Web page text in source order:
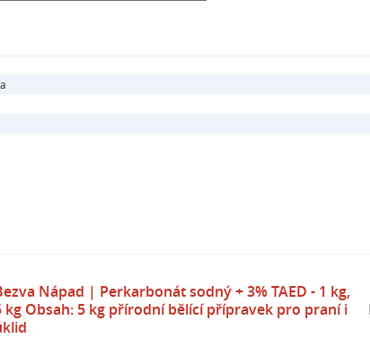
Nápad | Perkarbonát sodný + 3% TAED - 1 kg,
kg Obsah: 5 kg přírodní bělící přípravek pro praní i